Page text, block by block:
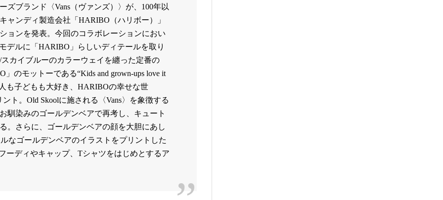
ズブランド〈Vans（ヴァンズ）〉が、100年以
ャンディ製造会社「HARIBO（ハリボー）」
ョンを発表。今回のコラボレーションにおい
デルに「HARIBO」らしいディテールを取り
カイブルーのカラーウェイを纏った定番の
のモットーである“Kids and grown-ups love it
も子どもも大好き、HARIBOの幸せな世
ト。Old Skoolに施される〈Vans〉を象徴する
馴染みのゴールデンベアで再考し、キュート
。さらに、ゴールデンベアの顔を大胆にあし
なゴールデンベアのイラストをプリントした
ーディやキャップ、Tシャツをはじめとするア